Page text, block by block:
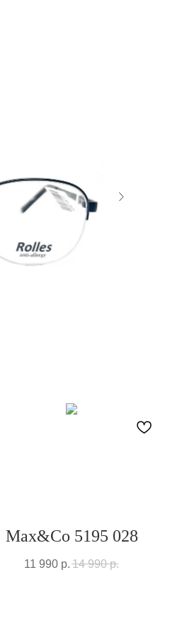
Max&Co 5195 028
11 990 р. 14 990 р.